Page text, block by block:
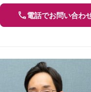
電話でお問い合わ